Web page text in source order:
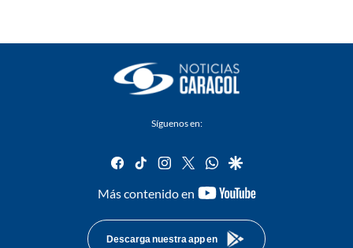
Síguenos en:
facebook
tiktok instagram
twitterwhatsapp
google
Más contenido en
youtube-
Descarga nuestra app en